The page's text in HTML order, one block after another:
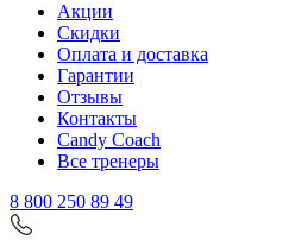
Акции
Скидки
Оплата и доставка
Гарантии
Отзывы
Контакты
Candy Coach
Все тренеры
8 800 250 89 49